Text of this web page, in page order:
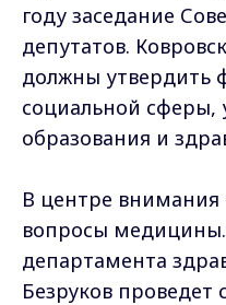
году заседание
депутатов.
должны утвердить
социальной сферы,
образования и
В центре
вопросы
департамента
Безруков проведет